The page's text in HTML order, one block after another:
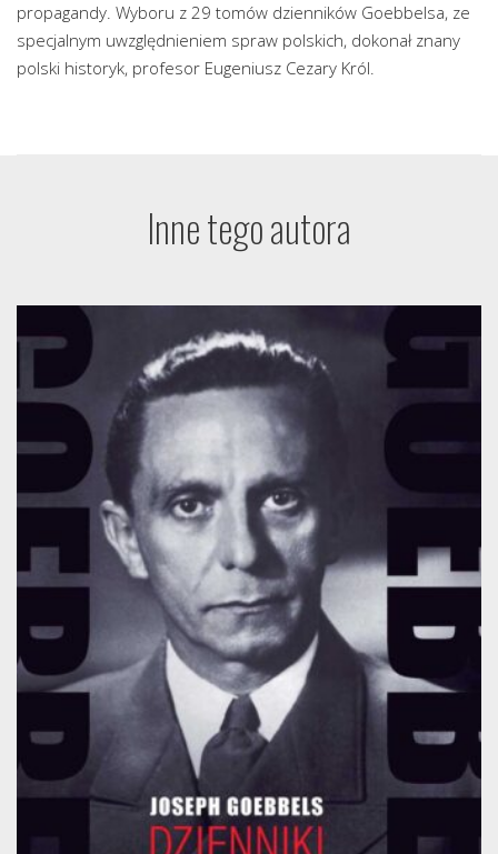
propagandy. Wyboru z 29 tomów dzienników Goebbelsa, ze
specjalnym uwzględnieniem spraw polskich, dokonał znany
polski historyk, profesor Eugeniusz Cezary Król.
Inne tego autora